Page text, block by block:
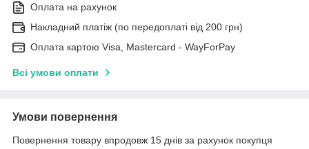
Оплата на рахунок
Накладний платіж (по передоплаті від 200 грн)
Оплата картою Visa, Mastercard - WayForPay
Всі умови оплати
Умови повернення
Повернення товару впродовж 15 днів за рахунок покупця